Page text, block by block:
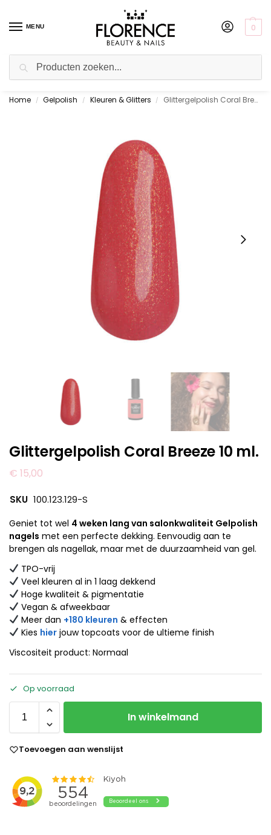
MENU 0
Betaal achteraf met Klarna!
Home / Gelpolish / Kleuren & Glitters / Glittergelpolish Coral Breeze 10 ml.
Glittergelpolish Coral Breeze 10 ml.
€ 15,00
SKU 100.123.129-S
Geniet tot wel 4 weken lang van salonkwaliteit Gelpolish
nagels met een perfecte dekking. Eenvoudig aan te
brengen als nagellak, maar met de duurzaamheid van gel.
TPO-vrij
Veel kleuren al in 1 laag dekkend
Hoge kwaliteit & pigmentatie
Vegan & afweekbaar
Meer dan +180 kleuren & effecten
Kies hierjouw topcoats voor de ultieme finish
Viscositeit product: Normaal
Op voorraad
In winkelmand
Toevoegen aan wenslijst